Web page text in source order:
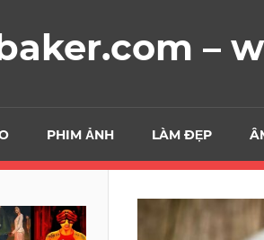
–
PHIM ẢNH LÀM ĐẸP